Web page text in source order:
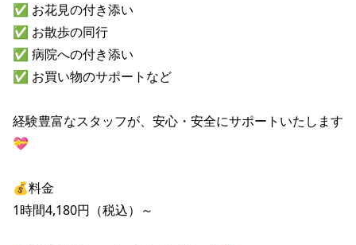
✅ お花見の付き添い
✅ お散歩の同行
✅ 病院への付き添い
✅ お買い物のサポートなど
経験豊富なスタッフが、安心・安全にサポートいたします
💝
💰料金
1時間4,180円（税込）～